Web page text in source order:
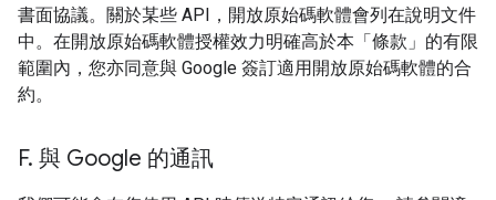
書面協議。關於某些 API，開放原始碼軟體會列在說明文件
中。在開放原始碼軟體授權效力明確高於本「條款」的有限
範圍內，您亦同意與 Google 簽訂適用開放原始碼軟體的合
約。
F. 與 Google 的通訊